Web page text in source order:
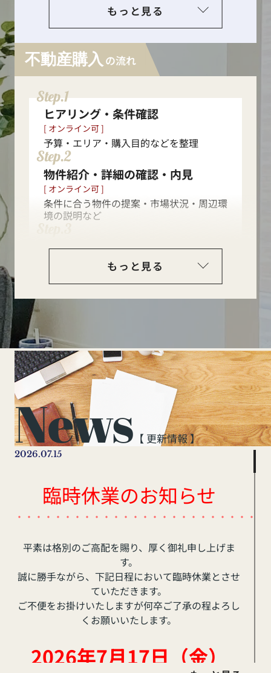
入居申込書の提出、入居審査の実施
Step.4
契約手続き
[ オンライン可 ]
重要事項説明・契約締結
Step.5
初期費用の支払い・鍵の受け取り
Step.6
入居開始
もっと見る
不動産購入 の流れ
Step.1
ヒアリング・条件確認
[ オンライン可 ]
予算・エリア・購入目的などを整理
Step.2
物件紹介・詳細の確認・内見
[ オンライン可 ]
条件に合う物件の提案・市場状況・周辺環
境の説明など
購入申込み・住宅ローン事前審査
Step.4
売買契約
Step.5
住宅ローン本審査・契約
Step.6
決済・引渡し
残金支払い・登記・鍵受け取り
もっと見る
News 【 更新情報 】
2026.07.15
臨時休業のお知らせ
・・・・・・・・・・・・・・・・・・・・・・・・・
平素は格別のご高配を賜り、厚く御礼申し上げま
す。
誠に勝手ながら、下記日程において臨時休業とさせ
ていただきます。
ご不便をお掛けいたしますが何卒ご了承の程よろし
くお願いいたします。
2026年7月17日（金）